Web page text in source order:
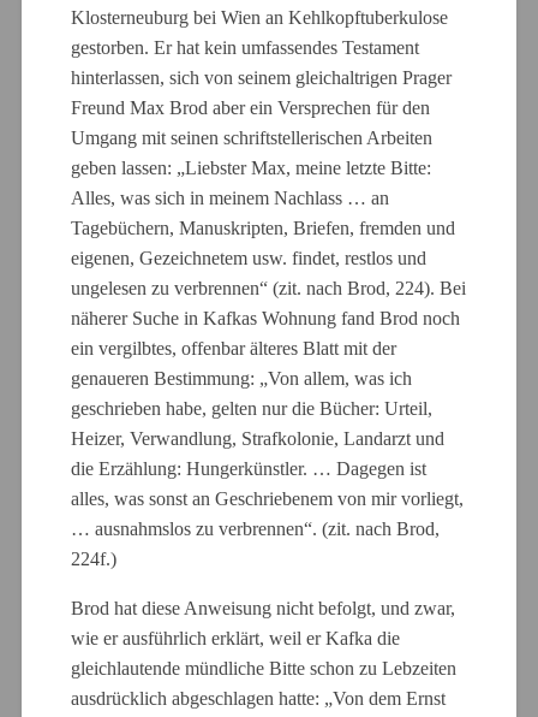
Klosterneuburg bei Wien an Kehlkopftuberkulose
gestorben. Er hat kein umfassendes Testament
hinterlassen, sich von seinem gleichaltrigen Prager
Freund Max Brod aber ein Versprechen für den
Umgang mit seinen schriftstellerischen Arbeiten
geben lassen: „Liebster Max, meine letzte Bitte:
Alles, was sich in meinem Nachlass … an
Tagebüchern, Manuskripten, Briefen, fremden und
eigenen, Gezeichnetem usw. findet, restlos und
ungelesen zu verbrennen“ (zit. nach Brod, 224). Bei
näherer Suche in Kafkas Wohnung fand Brod noch
ein vergilbtes, offenbar älteres Blatt mit der
genaueren Bestimmung: „Von allem, was ich
geschrieben habe, gelten nur die Bücher: Urteil,
Heizer, Verwandlung, Strafkolonie, Landarzt und
die Erzählung: Hungerkünstler. … Dagegen ist
alles, was sonst an Geschriebenem von mir vorliegt,
… ausnahmslos zu verbrennen“. (zit. nach Brod,
224f.)
Brod hat diese Anweisung nicht befolgt, und zwar,
wie er ausführlich erklärt, weil er Kafka die
gleichlautende mündliche Bitte schon zu Lebzeiten
ausdrücklich abgeschlagen hatte: „Von dem Ernst